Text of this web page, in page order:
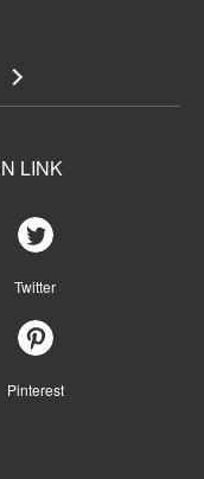
LINK
Twitter
Pinterest